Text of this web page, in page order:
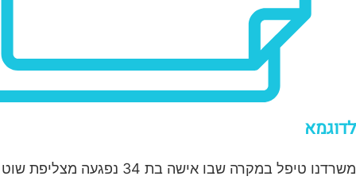
לדוגמא
משרדנו טיפל במקרה שבו אישה בת 34 נפגעה מצליפת שוט